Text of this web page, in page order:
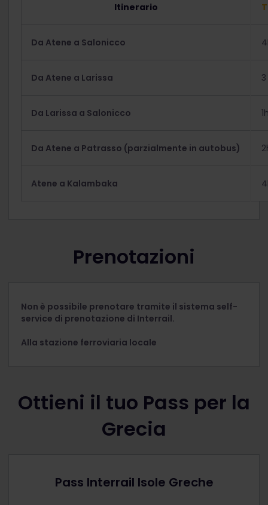
Itinerario
Da Atene a Salonicco
Da Atene a Larissa
Da Larissa a Salonicco
Da Atene a Patrasso (parzialmente in autobus)
Atene a Kalambaka
Prenotazioni
Non è possibile prenotare tramite il sistema self-
service di prenotazione di Interrail.
Alla stazione ferroviaria locale
Ottieni il tuo Pass per la
Grecia
Pass Interrail Isole Greche